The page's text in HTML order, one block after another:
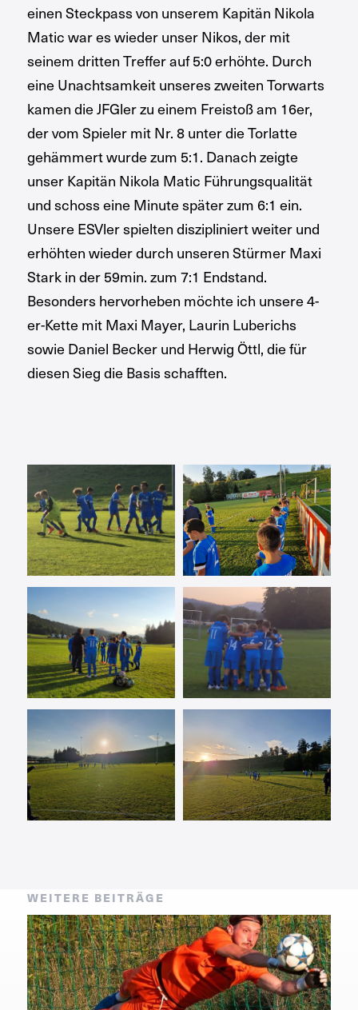
einen Steckpass von unserem Kapitän Nikola
Matic war es wieder unser Nikos, der mit
seinem dritten Treffer auf 5:0 erhöhte. Durch
eine Unachtsamkeit unseres zweiten Torwarts
kamen die JFGler zu einem Freistoß am 16er,
der vom Spieler mit Nr. 8 unter die Torlatte
gehämmert wurde zum 5:1. Danach zeigte
unser Kapitän Nikola Matic Führungsqualität
und schoss eine Minute später zum 6:1 ein.
Unsere ESVler spielten diszipliniert weiter und
erhöhten wieder durch unseren Stürmer Maxi
Stark in der 59min. zum 7:1 Endstand.
Besonders hervorheben möchte ich unsere 4-
er-Kette mit Maxi Mayer, Laurin Luberichs
sowie Daniel Becker und Herwig Öttl, die für
diesen Sieg die Basis schafften.
WEITERE BEITRÄGE